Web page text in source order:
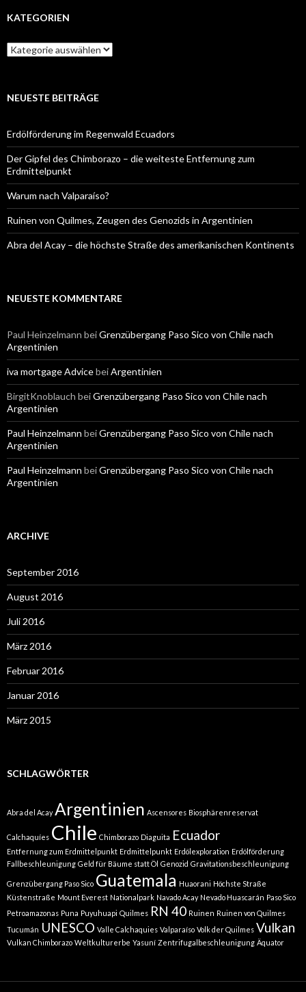
KATEGORIEN
Kategorien
NEUESTE BEITRÄGE
Erdölförderung im Regenwald Ecuadors
Der Gipfel des Chimborazo – die weiteste Entfernung zum
Erdmittelpunkt
Warum nach Valparaíso?
Ruinen von Quilmes, Zeugen des Genozids in Argentinien
Abra del Acay – die höchste Straße des amerikanischen Kontinents
NEUESTE KOMMENTARE
Paul Heinzelmann beiGrenzübergang Paso Sico von Chile nach
Argentinien
iva mortgage AdvicebeiArgentinien
BirgitKnoblauch beiGrenzübergang Paso Sico von Chile nach
Argentinien
Paul Heinzelmann beiGrenzübergang Paso Sico von Chile nach
Argentinien
Paul Heinzelmann beiGrenzübergang Paso Sico von Chile nach
Argentinien
ARCHIVE
September 2016
August 2016
Juli 2016
März 2016
Februar 2016
Januar 2016
März 2015
SCHLAGWÖRTER
Abra del Acay Argentinien Ascensores Biosphärenreservat
Calchaquíes Chile Chimborazo Diaguita Ecuador
Entfernung zum Erdmittelpunkt Erdmittelpunkt Erdölexploration Erdölförderung
Fallbeschleunigung Geld für Bäume statt Öl Genozid Gravitationsbeschleunigung
Grenzübergang Paso Sico Guatemala Huaorani Höchste Straße
Küstenstraße Mount Everest Nationalpark Navado Acay Nevado Huascarán Paso Sico
Petroamazonas Puna Puyuhuapi Quilmes RN 40 Ruinen Ruinen von Quilmes
Tucumán UNESCO Valle Calchaquies Valparaíso Volk der Quilmes Vulkan
Vulkan Chimborazo Weltkulturerbe Yasuní Zentrifugalbeschleunigung Äquator